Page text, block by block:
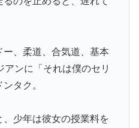
ー、柔道、合気道、基本
ンに「それは僕のセリ
タク。
少年は彼女の授業料を